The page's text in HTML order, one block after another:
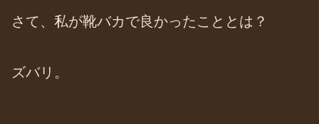
さて、私が靴バカで良かったこととは？
ズバリ。